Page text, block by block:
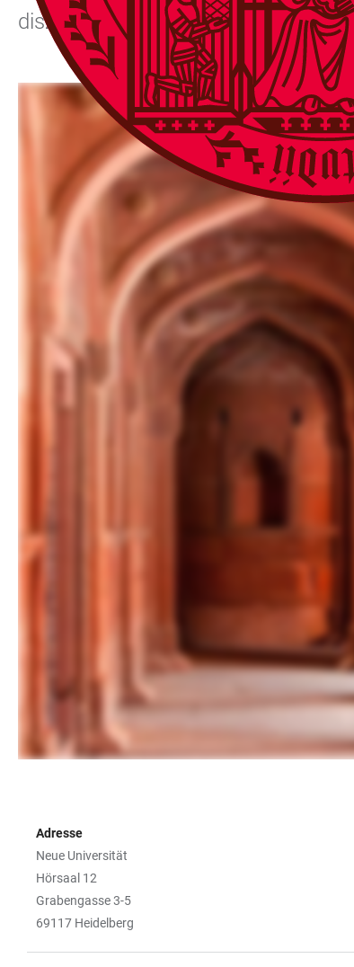
disziplinären Blickwinkeln mit dem
Adresse
Neue Universität
Hörsaal 12
Grabengasse 3-5
69117 Heidelberg